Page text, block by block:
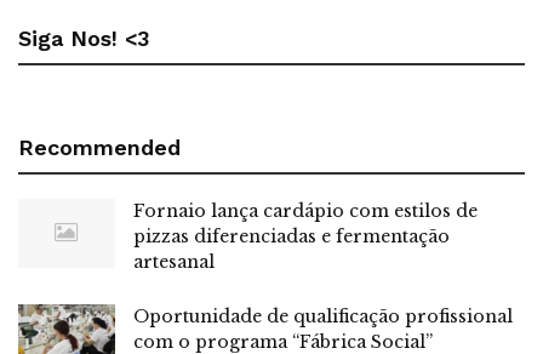
Siga Nos! <3
Recommended
Fornaio lança cardápio com estilos de
pizzas diferenciadas e fermentação
artesanal
Oportunidade de qualificação profissional
com o programa “Fábrica Social”